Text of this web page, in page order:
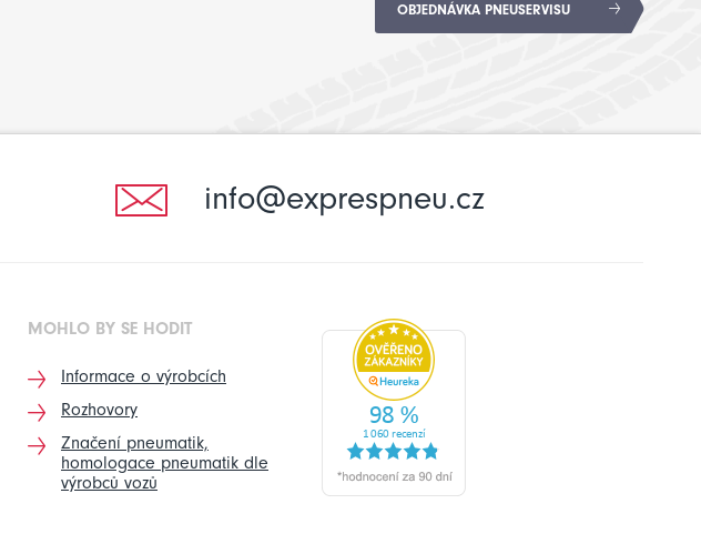
OBJEDNÁVKA PNEUSERVISU
info@exprespneu.cz
MOHLO BY SE HODIT
Informace o výrobcích
Rozhovory
Značení pneumatik,
homologace pneumatik dle
výrobců vozů